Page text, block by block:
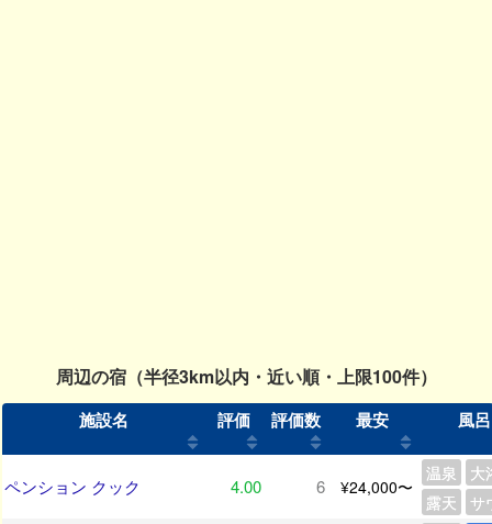
周辺の宿（半径3km以内・近い順・上限100件）
施設名 評価 評価数 最安 風呂
ペンション クック 4.00 6 ¥24,000〜
温泉
大
露天
サ